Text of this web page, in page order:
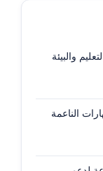
والبيئة
الناعمة